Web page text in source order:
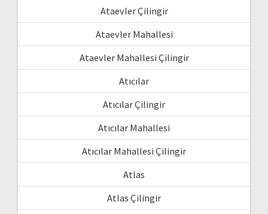
Ataevler Çilingir
Ataevler Mahallesi
Ataevler Mahallesi Çilingir
Atıcılar
Atıcılar Çilingir
Atıcılar Mahallesi
Atıcılar Mahallesi Çilingir
Atlas
Atlas Çilingir